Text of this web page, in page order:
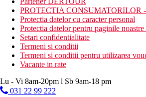
Categoria oficiala
4 stele
Distanţe
0 m
Statie de autobuz
800 m
Centrul orasului
PROTECTIA CONSUMATORILOR -
Protectia datelor cu caracter personal
Protectia datelor pentru paginile
Setari confidentialitate
Termeni si conditii
Termeni si conditii pentru utilizarea
Vacante in rate
Lu - Vi 8am-20pm l Sb 9am-18 pm
031 22 99 222